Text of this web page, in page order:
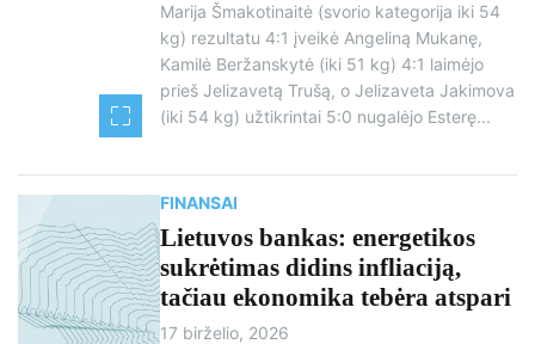
Marija Šmakotinaitė (svorio kategorija iki 54
kg) rezultatu 4:1 įveikė Angeliną Mukanę,
Kamilė Beržanskytė (iki 51 kg) 4:1 laimėjo
prieš Jelizavetą Trušą, o Jelizaveta Jakimova
(iki 54 kg) užtikrintai 5:0 nugalėjo Esterę...
FINANSAI
Lietuvos bankas: energetikos
sukrėtimas didins infliaciją,
tačiau ekonomika tebėra atspari
17 birželio, 2026